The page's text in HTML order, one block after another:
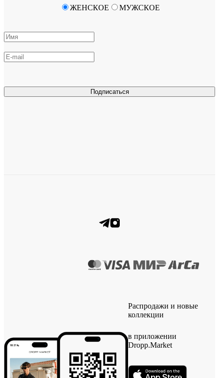
Подписаться
ЖЕНСКОЕ МУЖСКОЕ
Распродажи и новые
коллекции
в приложении
Dropp.Market